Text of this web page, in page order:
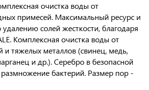
очистка воды от
примесей. Максимальный ресурс и
солей жесткости, благодаря
. Комплексная очистка воды от
и тяжелых металлов (свинец, медь,
и др.). Серебро в безопасной
размножение бактерий. Размер пор -